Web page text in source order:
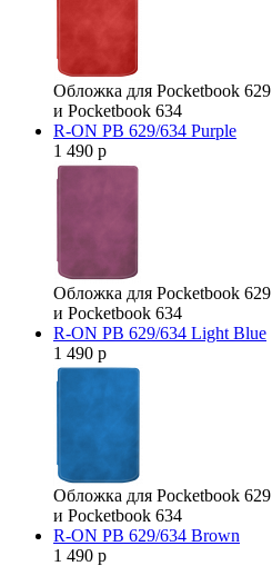
Обложка для Pocketbook 629
и Pocketbook 634
R-ON PB 629/634 Purple
1 490 р
Обложка для Pocketbook 629
и Pocketbook 634
R-ON PB 629/634 Light Blue
1 490 р
Обложка для Pocketbook 629
и Pocketbook 634
R-ON PB 629/634 Brown
1 490 р